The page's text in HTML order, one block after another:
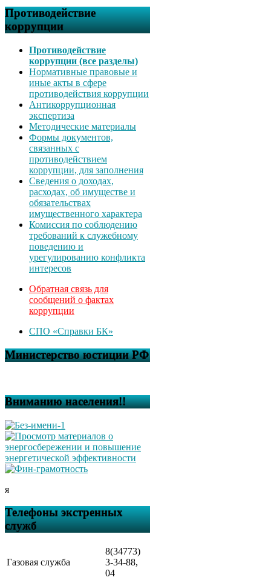
Противодействие
коррупции
Противодействие
коррупции (все разделы)
Нормативные правовые и
иные акты в сфере
противодействия коррупции
Антикоррупционная
экспертиза
Методические материалы
Формы документов,
связанных с
противодействием
коррупции, для заполнения
Сведения о доходах,
расходах, об имуществе и
обязательствах
имущественного характера
Комиссия по соблюдению
требований к служебному
поведению и
урегулированию конфликта
интересов
Обратная связь для
сообщений о фактах
коррупции
СПО «Справки БК»
Министерство юстиции РФ
Вниманию населения!!
я
Телефоны экстренных
служб
Газовая служба
8(34773)
3-34-88,
04